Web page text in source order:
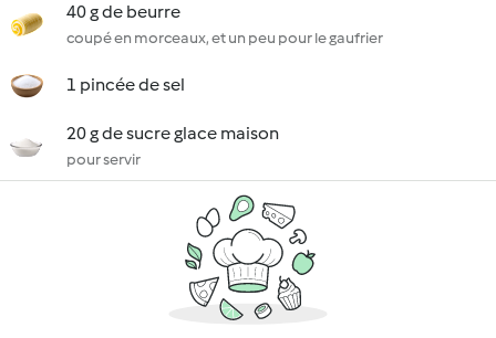
40 g de beurre
coupé en morceaux, et un peu pour le gaufrier
1 pincée de sel
20 g de sucre glace maison
pour servir